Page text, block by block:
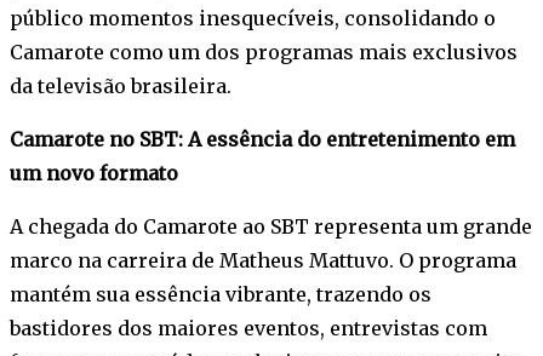
público momentos inesquecíveis, consolidando o
Camarote como um dos programas mais exclusivos
da televisão brasileira.
Camarote no SBT: A essência do entretenimento em
um novo formato
A chegada do Camarote ao SBT representa um grande
marco na carreira de Matheus Mattuvo. O programa
mantém sua essência vibrante, trazendo os
bastidores dos maiores eventos, entrevistas com